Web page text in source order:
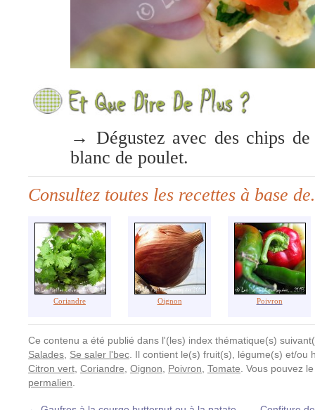
→ Dégustez avec des chips
blanc de poulet.
Consultez toutes les recettes à base
Coriandre Oignon Poivron
Ce contenu a été publié dans l'(les) index thématique(s)
Salades Se saler l'bec . Il contient le(s) fruit(s), légume(s) et/
Citron vert Coriandre Oignon Poivron Tomate . Vous pouvez
permalien